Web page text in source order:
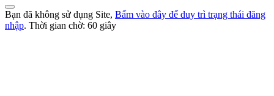
Bạn đã không sử dụng Site, Bấm vào đây để duy trì trạng thái đăng
nhập. Thời gian chờ: 60 giây